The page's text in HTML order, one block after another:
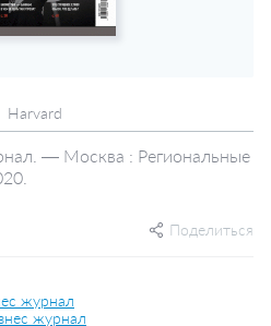
Harvard
— Москва : Региональные
Поделиться
журнал
журнал